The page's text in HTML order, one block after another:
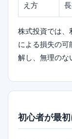
え方
株式投資では、
による損失の可
解し、無理のな
初心者が最